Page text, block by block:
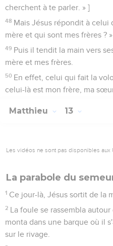
cherchent à te parler. » ]
48 Mais Jésus répondit à celui
mère et qui sont mes frères ? »
49 Puis il tendit la main vers
mère et mes frères.
50 En effet, celui qui fait la
celui-là est mon frère, ma
Matthieu 13
Les vidéos ne sont pas disponibles aux
La parabole du
1 Ce jour-là, Jésus sortit de la
2 La foule se rassembla
monta dans une barque où il
sur le rivage.